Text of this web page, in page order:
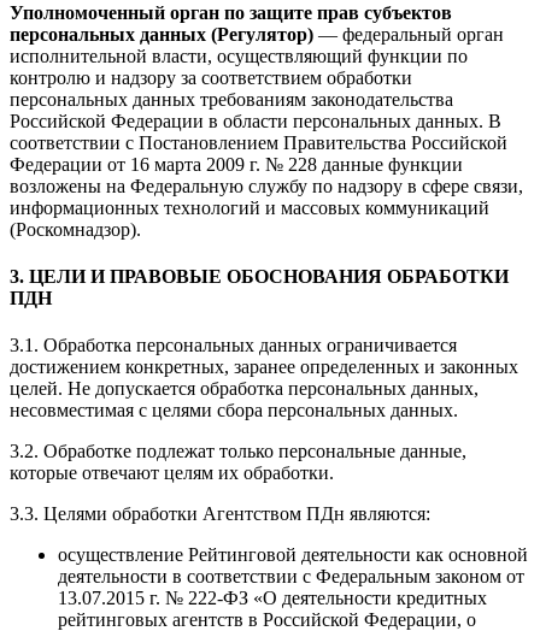
Уполномоченный орган по защите прав субъектов
персональных данных (Регулятор) — федеральный орган
исполнительной власти, осуществляющий функции по
контролю и надзору за соответствием обработки
персональных данных требованиям законодательства
Российской Федерации в области персональных данных. В
соответствии с Постановлением Правительства Российской
Федерации от 16 марта 2009 г. № 228 данные функции
возложены на Федеральную службу по надзору в сфере связи,
информационных технологий и массовых коммуникаций
(Роскомнадзор).
3. ЦЕЛИ И ПРАВОВЫЕ ОБОСНОВАНИЯ ОБРАБОТКИ
ПДН
3.1. Обработка персональных данных ограничивается
достижением конкретных, заранее определенных и законных
целей. Не допускается обработка персональных данных,
несовместимая с целями сбора персональных данных.
3.2. Обработке подлежат только персональные данные,
которые отвечают целям их обработки.
3.3. Целями обработки Агентством ПДн являются:
осуществление Рейтинговой деятельности как основной
деятельности в соответствии с Федеральным законом от
13.07.2015 г. № 222-ФЗ «О деятельности кредитных
рейтинговых агентств в Российской Федерации, о